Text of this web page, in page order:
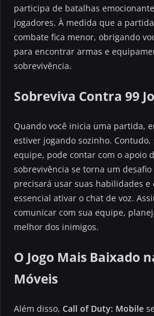
participa de batalhas
jogadores. À medida que a
combate fica menor, obrigando
para encontrar armas e
sobrevivência.
Sobreviva Contra 99
Quando você inicia uma partida,
estiver jogando sozinho.
equipe, pode contar com o apoio
sobrevivência se torna um
precisará usar suas habilidades e
essencial ativar o chat de voz.
comunicar com sua equipe,
melhor dos inimigos.
O Jogo Mais Baixado
Móveis
Além disso, Call of Duty: Mobile